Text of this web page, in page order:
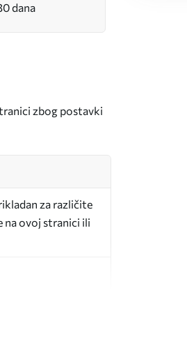
dana
zbog postavki
za različite
na ovoj stranici ili